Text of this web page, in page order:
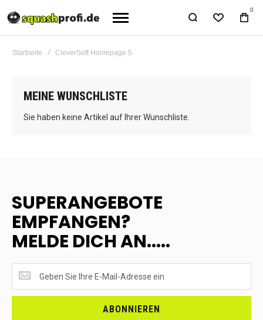
0
Startseite CleverSoft Homepage 5
MEINE WUNSCHLISTE
Sie haben keine Artikel auf Ihrer Wunschliste.
SUPERANGEBOTE
EMPFANGEN?
MELDE DICH AN.....
EMPFANGEN?
<br>MELDE
ABONNIEREN